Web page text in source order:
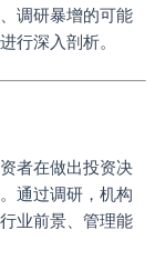
调研暴增的可能
行深入剖析。
者在做出投资决
通过调研，机构
业前景、管理能